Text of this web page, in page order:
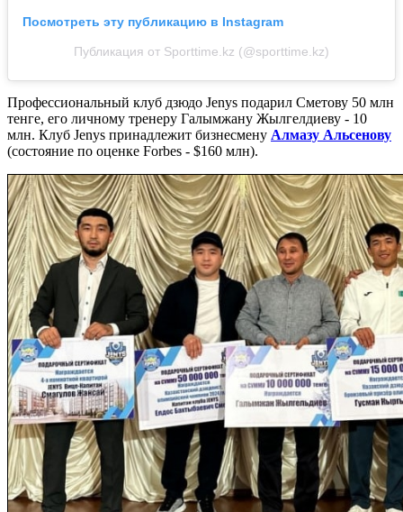
Посмотреть эту публикацию в Instagram
Публикация от Sporttime.kz (@sporttime.kz)
Профессиональный клуб дзюдо Jenys подарил Сметову 50 млн
тенге, его личному тренеру Галымжану Жылгелдиеву - 10
млн. Клуб Jenys принадлежит бизнесмену Алмазу Альсенову
(состояние по оценке Forbes - $160 млн).